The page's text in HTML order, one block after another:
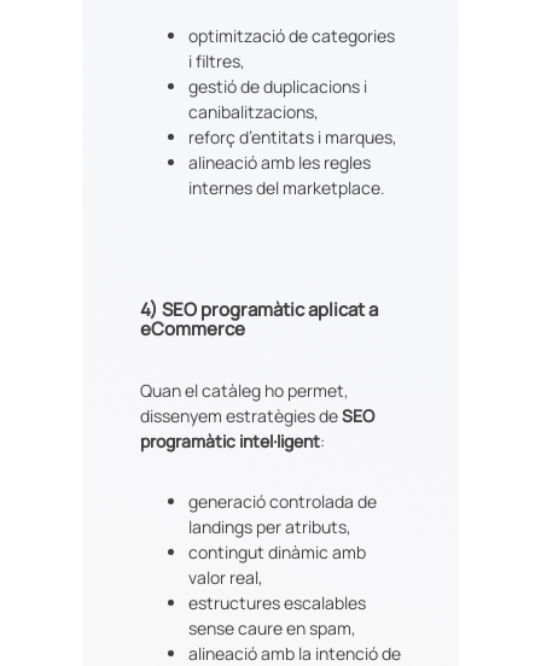
optimització de categories
i filtres,
gestió de duplicacions i
canibalitzacions,
reforç d’entitats i marques,
alineació amb les regles
internes del marketplace.
4) SEO programàtic aplicat a
eCommerce
Quan el catàleg ho permet,
dissenyem estratègies deSEO
programàtic intel·ligent:
generació controlada de
landings per atributs,
contingut dinàmic amb
valor real,
estructures escalables
sense caure en spam,
alineació amb la intenció de